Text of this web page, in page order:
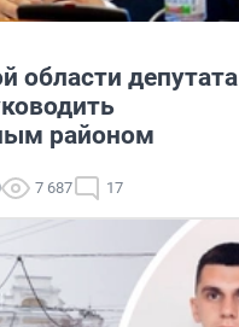
области депутата
районом
7 687 17